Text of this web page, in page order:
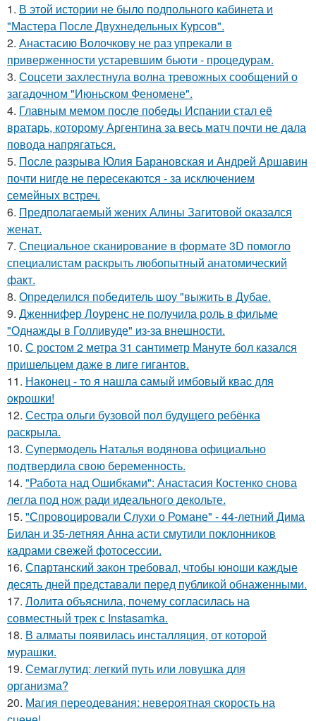
1. В этой истории не было подпольного кабинета и
"Мастера После Двухнедельных Курсов".
2. Анастасию Волочкову не раз упрекали в
приверженности устаревшим бьюти - процедурам.
3. Соцсети захлестнула волна тревожных сообщений о
загадочном "Июньском Феномене".
4. Главным мемом после победы Испании стал её
вратарь, которому Аргентина за весь матч почти не дала
повода напрягаться.
5. После разрыва Юлия Барановская и Андрей Аршавин
почти нигде не пересекаются - за исключением
семейных встреч.
6. Предполагаемый жених Алины Загитовой оказался
женат.
7. Специальное сканирование в формате 3D помогло
специалистам раскрыть любопытный анатомический
факт.
8. Определился победитель шоу "выжить в Дубае.
9. Дженнифер Лоуренс не получила роль в фильме
"Однажды в Голливуде" из-за внешности.
10. С ростом 2 метра 31 сантиметр Мануте бол казался
пришельцем даже в лиге гигантов.
11. Наконец - то я нашла cамый имбовый кваc для
oкрошки!
12. Сестра ольги бузовой пол будущего ребёнка
раскрыла.
13. Супермодель Наталья водянова официально
подтвердила свою беременность.
14. "Работа над Ошибками": Анастасия Костенко снова
легла под нож ради идеального декольте.
15. "Спровоцировали Слухи о Романе" - 44-летний Дима
Билан и 35-летняя Анна асти смутили поклонников
кадрами свежей фотосессии.
16. Спартанский закон требовал, чтобы юноши каждые
десять дней представали перед публикой обнаженными.
17. Лолита объяснила, почему согласилась на
совместный трек с Instasamka.
18. В алматы появилась инсталляция, от которой
мурашки.
19. Семаглутид: легкий путь или ловушка для
организма?
20. Магия переодевания: невероятная скорость на